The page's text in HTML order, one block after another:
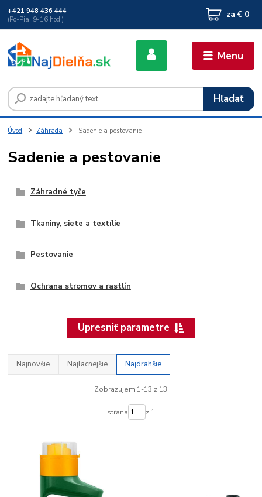
Menu
Hľadať
+421 948 436 444
(Po-Pia, 9-16 hod.)
za € 0
Úvod Záhrada Sadenie a pestovanie
Sadenie a pestovanie
Záhradné tyče
Tkaniny, siete a textílie
Pestovanie
Ochrana stromov a rastlín
Upresniť parametre
Najnovšie Najlacnejšie Najdrahšie
Zobrazujem 1-13 z 13
strana z 1